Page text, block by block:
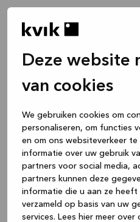
Deze website
van cookies
We gebruiken cookies om
personaliseren, om functies
en om ons websiteverkeer te
informatie over uw gebruik
partners voor social media,
partners kunnen deze
informatie die u aan ze
verzameld op basis van uw
services. Lees hier meer over